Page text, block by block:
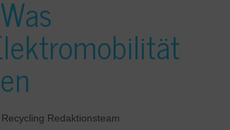
Redaktionsteam